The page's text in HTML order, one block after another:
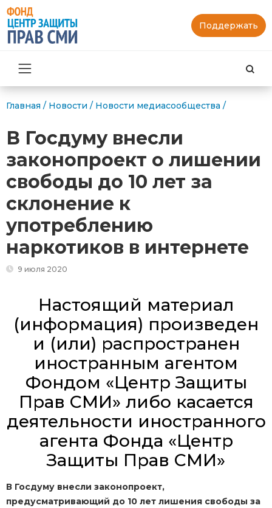
Поддержать
Главная / Новости / Новости медиасообщества /
В Госдуму внесли
законопроект о лишении
свободы до 10 лет за
склонение к
употреблению
наркотиков в интернете
9 июля 2020
Настоящий материал
(информация) произведен
и (или) распространен
иностранным агентом
Фондом «Центр Защиты
Прав СМИ» либо касается
деятельности иностранного
агента Фонда «Центр
Защиты Прав СМИ»
В Госдуму внесли законопроект,
предусматривающий до 10 лет лишения свободы за